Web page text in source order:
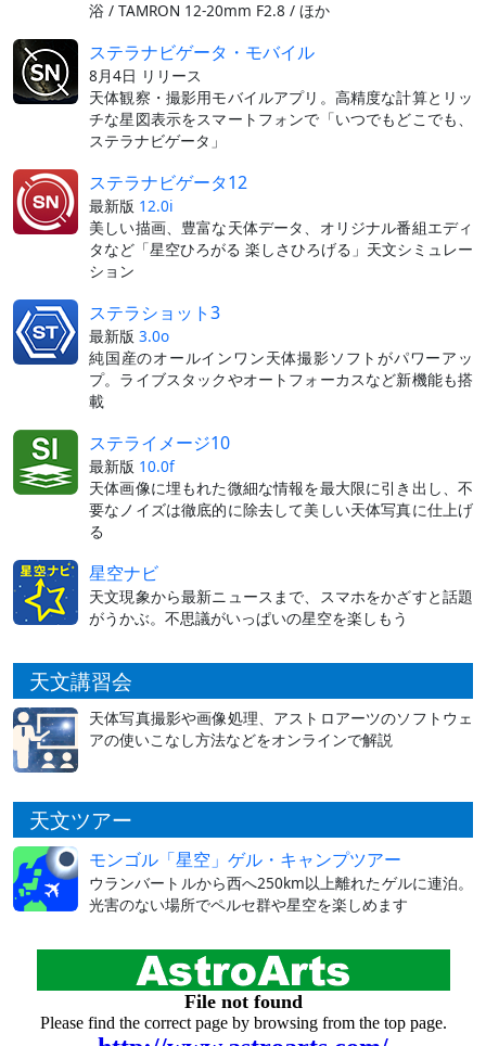
浴 / TAMRON 12-20mm F2.8 / ほか
ステラナビゲータ・モバイル
8月4日 リリース
天体観察・撮影用モバイルアプリ。高精度な計算とリッ
チな星図表示をスマートフォンで「いつでもどこでも、
ステラナビゲータ」
ステラナビゲータ12
最新版 12.0i
美しい描画、豊富な天体データ、オリジナル番組エディ
タなど「星空ひろがる 楽しさひろげる」天文シミュレー
ション
ステラショット3
最新版 3.0o
純国産のオールインワン天体撮影ソフトがパワーアッ
プ。ライブスタックやオートフォーカスなど新機能も搭
載
ステライメージ10
最新版 10.0f
天体画像に埋もれた微細な情報を最大限に引き出し、不
要なノイズは徹底的に除去して美しい天体写真に仕上げ
る
星空ナビ
天文現象から最新ニュースまで、スマホをかざすと話題
がうかぶ。不思議がいっぱいの星空を楽しもう
天文講習会
天体写真撮影や画像処理、アストロアーツのソフトウェ
アの使いこなし方法などをオンラインで解説
天文ツアー
モンゴル「星空」ゲル・キャンプツアー
ウランバートルから西へ250km以上離れたゲルに連泊。
光害のない場所でペルセ群や星空を楽しめます